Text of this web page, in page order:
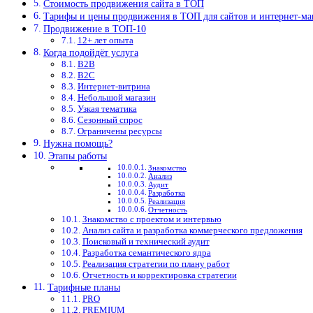
Стоимость продвижения сайта в ТОП
Тарифы и цены продвижения в ТОП для сайтов и интернет-
Продвижение в ТОП-10
12+ лет опыта
Когда подойдёт услуга
B2B
B2C
Интернет-витрина
Небольшой магазин
Узкая тематика
Сезонный спрос
Ограничены ресурсы
Нужна помощь?
Этапы работы
Знакомство
Анализ
Аудит
Разработка
Реализация
Отчетность
Знакомство с проектом и интервью
Анализ сайта и разработка коммерческого предложения
Поисковый и технический аудит
Разработка семантического ядра
Реализация стратегии по плану работ
Отчетность и корректировка стратегии
Тарифные планы
PRO
PREMIUM